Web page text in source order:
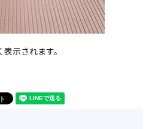
示されます。